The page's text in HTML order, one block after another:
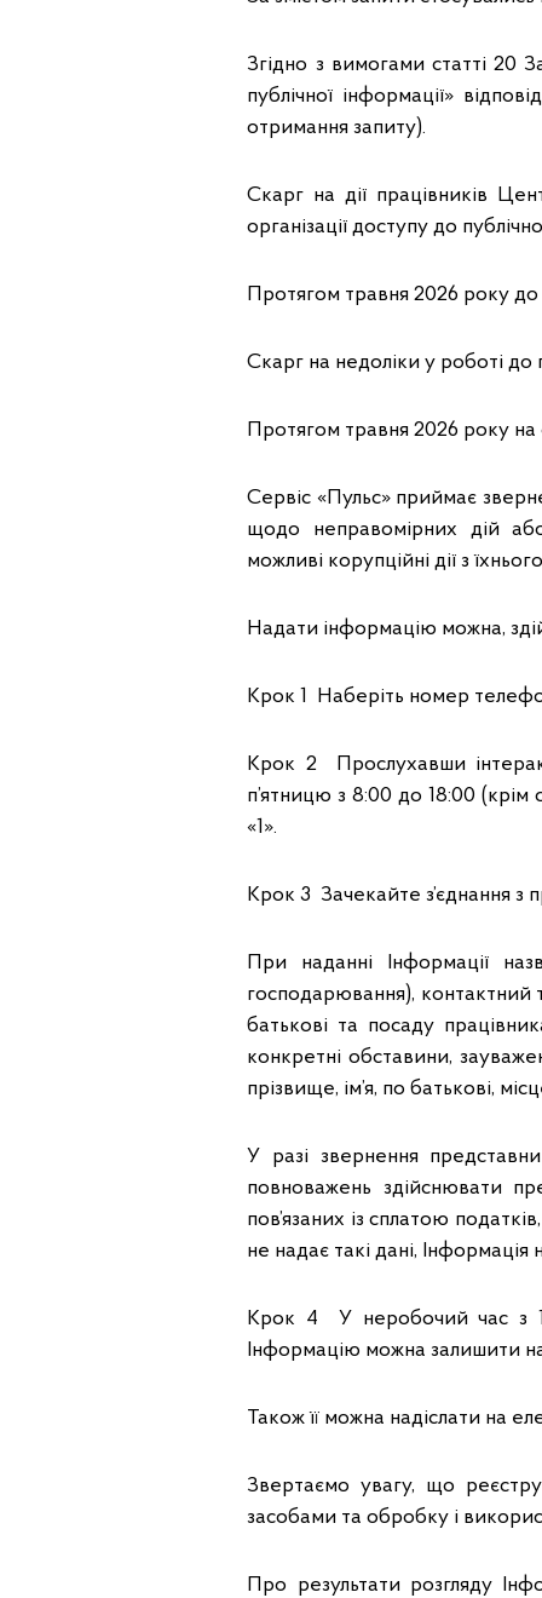
Згідно з вимогами статті 20
публічної інформації»
отримання запиту).
Скарг на дії працівників
організації доступу до
Протягом травня 2026 року до
Скарг на недоліки у роботі до
Протягом травня 2026 року на
Сервіс «Пульс» приймає
щодо неправомірних дій
можливі корупційні дії з
Надати інформацію можна,
Крок 1 Наберіть номер
Крок 2 Прослухавши
п’ятницю з 8:00 до 18:00 (крім
«1».
Крок 3 Зачекайте з’єднання з
При наданні Інформації
господарювання), контактний
батькові та посаду
конкретні обставини,
прізвище, ім’я, по батькові,
У разі звернення
повноважень здійснювати
пов’язаних із сплатою
не надає такі дані,
Крок 4 У неробочий час з
Інформацію можна залишити
Також її можна надіслати на
Звертаємо увагу, що
засобами та обробку і
Про результати розгляду